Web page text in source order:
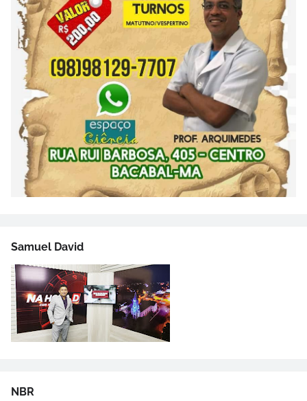
Samuel David
NBR